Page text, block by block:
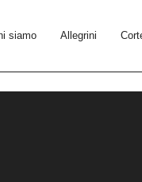
siamo Allegrini